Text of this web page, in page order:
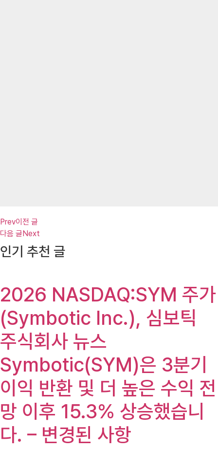
Prev이전 글
다음 글Next
인기 추천 글
2026 NASDAQ:SYM 주가
(Symbotic Inc.), 심보틱
주식회사 뉴스
Symbotic(SYM)은 3분기
이익 반환 및 더 높은 수익 전
망 이후 15.3% 상승했습니
다. – 변경된 사항